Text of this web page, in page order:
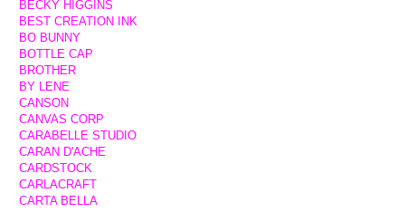
BECKY HIGGINS
BEST CREATION INK
BO BUNNY
BOTTLE CAP
BROTHER
BY LENE
CANSON
CANVAS CORP
CARABELLE STUDIO
CARAN D'ACHE
CARDSTOCK
CARLACRAFT
CARTA BELLA